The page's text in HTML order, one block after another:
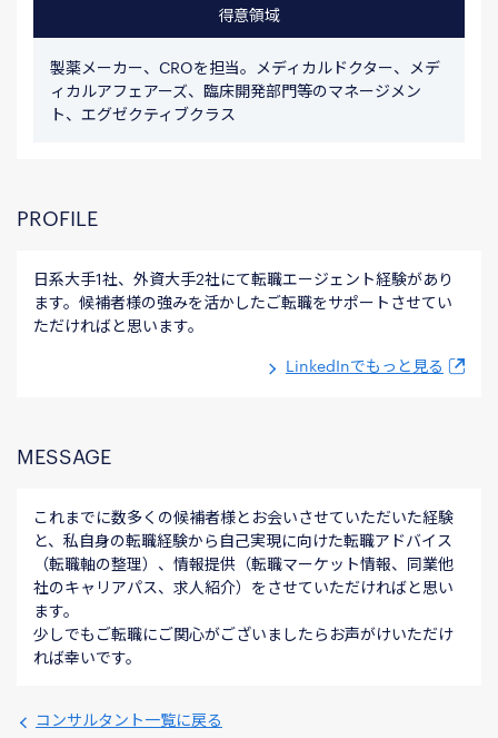
得意領域
製薬メーカー、CROを担当。メディカルドクター、メデ
ィカルアフェアーズ、臨床開発部門等のマネージメン
ト、エグゼクティブクラス
PROFILE
日系大手1社、外資大手2社にて転職エージェント経験があり
ます。候補者様の強みを活かしたご転職をサポートさせてい
ただければと思います。
LinkedInでもっと見る
MESSAGE
これまでに数多くの候補者様とお会いさせていただいた経験
と、私自身の転職経験から自己実現に向けた転職アドバイス
（転職軸の整理）、情報提供（転職マーケット情報、同業他
社のキャリアパス、求人紹介）をさせていただければと思い
ます。
少しでもご転職にご関心がございましたらお声がけいただけ
れば幸いです。
コンサルタント一覧に戻る